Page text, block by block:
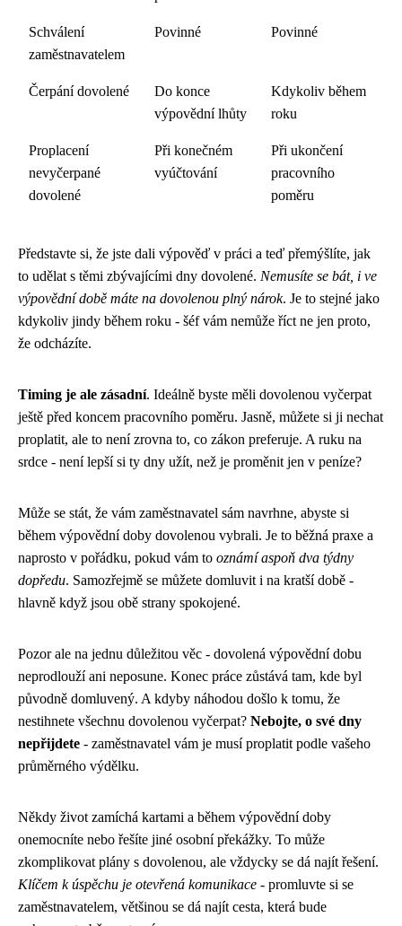
Schválení
zaměstnavatelem
Povinné Povinné
Čerpání dovolené
Do konce
výpovědní lhůty
Kdykoliv během
roku
Proplacení
nevyčerpané
dovolené
Při konečném
vyúčtování
Při ukončení
pracovního
poměru
Představte si, že jste dali výpověď v práci a teď přemýšlíte, jak
to udělat s těmi zbývajícími dny dovolené. Nemusíte se bát, i ve
výpovědní době máte na dovolenou plný nárok. Je to stejné jako
kdykoliv jindy během roku - šéf vám nemůže říct ne jen proto,
že odcházíte.
Timing je ale zásadní. Ideálně byste měli dovolenou vyčerpat
ještě před koncem pracovního poměru. Jasně, můžete si ji nechat
proplatit, ale to není zrovna to, co zákon preferuje. A ruku na
srdce - není lepší si ty dny užít, než je proměnit jen v peníze?
Může se stát, že vám zaměstnavatel sám navrhne, abyste si
během výpovědní doby dovolenou vybrali. Je to běžná praxe a
naprosto v pořádku, pokud vám to oznámí aspoň dva týdny
dopředu. Samozřejmě se můžete domluvit i na kratší době -
hlavně když jsou obě strany spokojené.
Pozor ale na jednu důležitou věc - dovolená výpovědní dobu
neprodlouží ani neposune. Konec práce zůstává tam, kde byl
původně domluvený. A kdyby náhodou došlo k tomu, že
nestihnete všechnu dovolenou vyčerpat? Nebojte, o své dny
nepřijdete - zaměstnavatel vám je musí proplatit podle vašeho
průměrného výdělku.
Někdy život zamíchá kartami a během výpovědní doby
onemocníte nebo řešíte jiné osobní překážky. To může
zkomplikovat plány s dovolenou, ale vždycky se dá najít řešení.
Klíčem k úspěchu je otevřená komunikace - promluvte si se
zaměstnavatelem, většinou se dá najít cesta, která bude